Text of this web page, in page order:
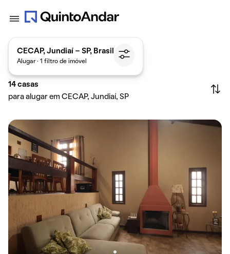
CECAP, Jundiaí - SP, Brasil
Alugar · 1 filtro de imóvel
14 casas
para alugar em CECAP, Jundiaí, SP